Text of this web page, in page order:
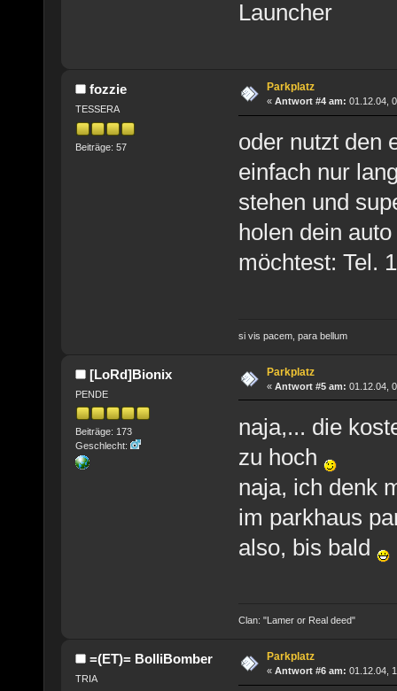
Launcher
fozzie
TESSERA
Beiträge: 57
Parkplatz
« Antwort #4 am: 01.12.04,
oder nutzt den
einfach nur
stehen und
holen dein
möchtest: Tel.
si vis pacem, para bellum
[LoRd]Bionix
PENDE
Beiträge: 173
Geschlecht:
Parkplatz
« Antwort #5 am: 01.12.04,
naja,... die
zu hoch
naja, ich denk
im parkhaus
also, bis bald
Clan: "Lamer or Real deed"
=(ET)= BolliBomber
TRIA
Parkplatz
« Antwort #6 am: 01.12.04,